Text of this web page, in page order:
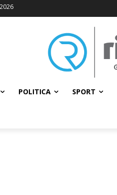
POLITICA SPORT